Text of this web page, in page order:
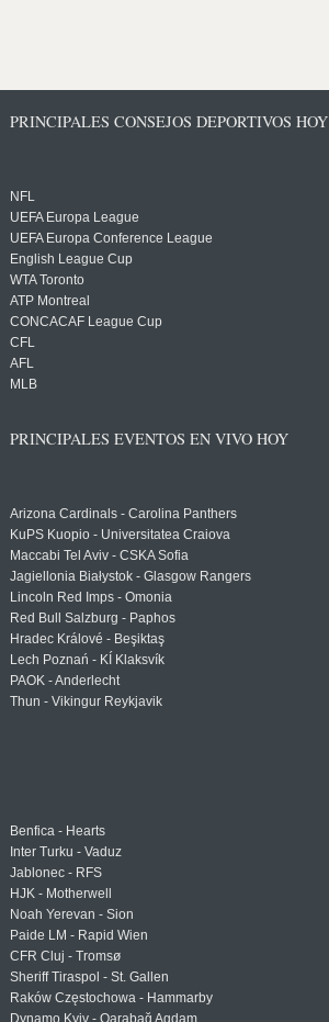
PRINCIPALES CONSEJOS DEPORTIVOS HOY
NFL
UEFA Europa League
UEFA Europa Conference League
English League Cup
WTA Toronto
ATP Montreal
CONCACAF League Cup
CFL
AFL
MLB
PRINCIPALES EVENTOS EN VIVO HOY
Arizona Cardinals - Carolina Panthers
KuPS Kuopio - Universitatea Craiova
Maccabi Tel Aviv - CSKA Sofia
Jagiellonia Białystok - Glasgow Rangers
Lincoln Red Imps - Omonia
Red Bull Salzburg - Paphos
Hradec Králové - Beşiktaş
Lech Poznań - KÍ Klaksvík
PAOK - Anderlecht
Thun - Vikingur Reykjavik
Benfica - Hearts
Inter Turku - Vaduz
Jablonec - RFS
HJK - Motherwell
Noah Yerevan - Sion
Paide LM - Rapid Wien
CFR Cluj - Tromsø
Sheriff Tiraspol - St. Gallen
Raków Częstochowa - Hammarby
Dynamo Kyiv - Qarabağ Agdam